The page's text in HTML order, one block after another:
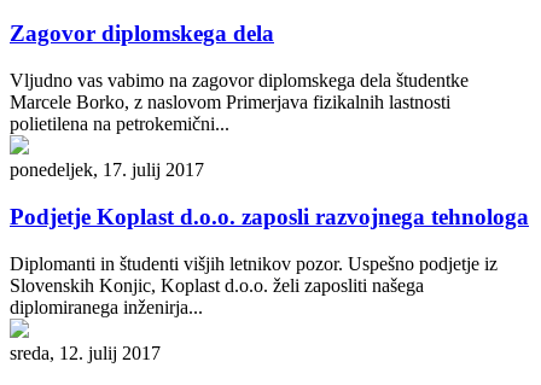
Zagovor diplomskega dela
Vljudno vas vabimo na zagovor diplomskega dela študentke
Marcele Borko, z naslovom Primerjava fizikalnih lastnosti
polietilena na petrokemični...
ponedeljek, 17. julij 2017
Podjetje Koplast d.o.o. zaposli razvojnega tehnologa
Diplomanti in študenti višjih letnikov pozor. Uspešno podjetje iz
Slovenskih Konjic, Koplast d.o.o. želi zaposliti našega
diplomiranega inženirja...
sreda, 12. julij 2017